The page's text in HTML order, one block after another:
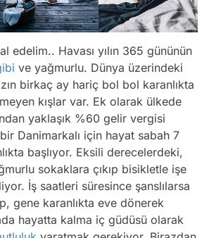
edelim.. Havası yılın 365 gününün
ve yağmurlu. Dünya üzerindeki
birkaç ay hariç bol bol karanlıkta
kışlar var. Ek olarak ülkede
yaklaşık %60 gelir vergisi
Danimarkalı için hayat sabah 7
başlıyor. Eksili derecelerdeki,
sokaklara çıkıp bisikletle işe
İş saatleri süresince şanslılarsa
gene karanlıkta eve dönerek
hayatta kalma iç güdüsü olarak